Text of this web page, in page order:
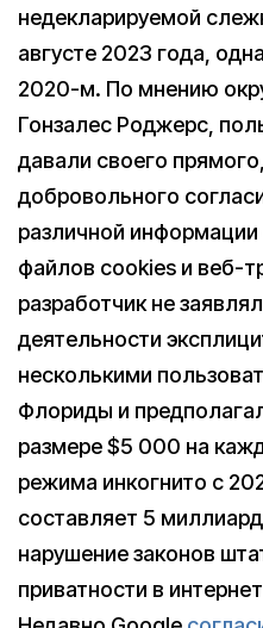
недекларируемой
августе 2023 года,
2020-м. По мнению
Гонзалес Роджерс,
давали своего
добровольного
различной
файлов cookies и веб-
разработчик не
деятельности
несколькими
Флориды и
размере $5 000 на
режима инкогнито с
составляет 5
нарушение законов
приватности в